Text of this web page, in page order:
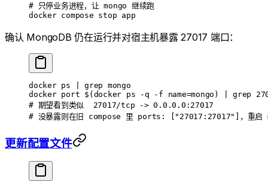
# 只停业务进程，让 mongo 继续跑
docker compose stop app
确认 MongoDB 仍在运行并对宿主机暴露 27017 端口：
docker ps grep mongo
docker port $( docker ps -q -f name=mongo ) grep
# 期望看到类似  27017/tcp -> 0.0.0.0:27017
# 没暴露则在旧 compose 里 ports: ["27017:27017"]，重启
更新配置文件